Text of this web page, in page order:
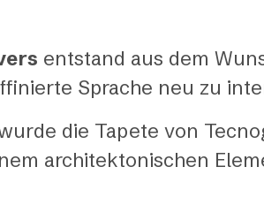
entstand aus dem
Sprache neu zu
die Tapete von
architektonischen